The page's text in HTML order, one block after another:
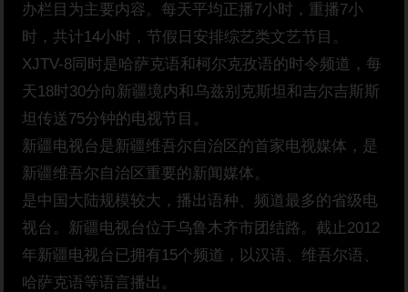
办栏目为主要内容。每天平均正播7小时，重播7小
时，共计14小时，节假日安排综艺类文艺节目。
XJTV-8同时是哈萨克语和柯尔克孜语的时令频道，每
天18时30分向新疆境内和乌兹别克斯坦和吉尔吉斯斯
坦传送75分钟的电视节目。
新疆电视台是新疆维吾尔自治区的首家电视媒体，是
新疆维吾尔自治区重要的新闻媒体。
是中国大陆规模较大，播出语种、频道最多的省级电
视台。新疆电视台位于乌鲁木齐市团结路。截止2012
年新疆电视台已拥有15个频道，以汉语、维吾尔语、
哈萨克语等语言播出。